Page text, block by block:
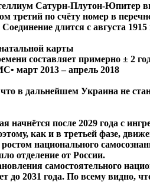
Сатурн-Плутон-Юпитер
третий по счёту номер в
длится с августа 1915
карты
составляет примерно ± 2
март 2013 – апрель 2018
что в дальнейшем Украина не
начнётся после 2029 года с
как и в третьей фазе,
национального
отделение от России.
самостоятельного
до 2031 года. По всему